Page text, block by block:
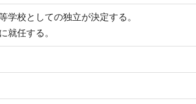
校としての独立が決定する。
就任する。